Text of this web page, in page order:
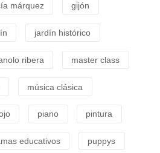
márquez gijón
jardín histórico
ribera master class
música clásica
piano pintura
educativos puppys